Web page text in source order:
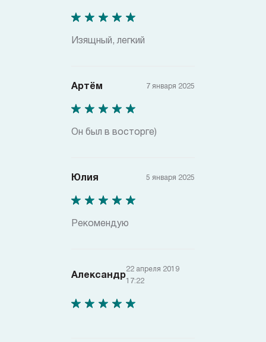
Изящный, легкий
Артём 7 января 2025
Он был в восторге)
Юлия 5 января 2025
Рекомендую
Александр
22 апреля 2019
17:22